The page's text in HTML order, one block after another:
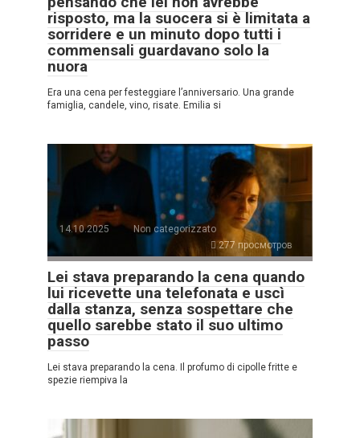
risposto, ma la suocera si è limitata a
sorridere e un minuto dopo tutti i
commensali guardavano solo la
nuora
Era una cena per festeggiare l’anniversario. Una grande
famiglia, candele, vino, risate. Emilia si
14.10.2025
Non categorizzato
277 просмотров
Lei stava preparando la cena quando
lui ricevette una telefonata e uscì
dalla stanza, senza sospettare che
quello sarebbe stato il suo ultimo
passo
Lei stava preparando la cena. Il profumo di cipolle fritte e
spezie riempiva la